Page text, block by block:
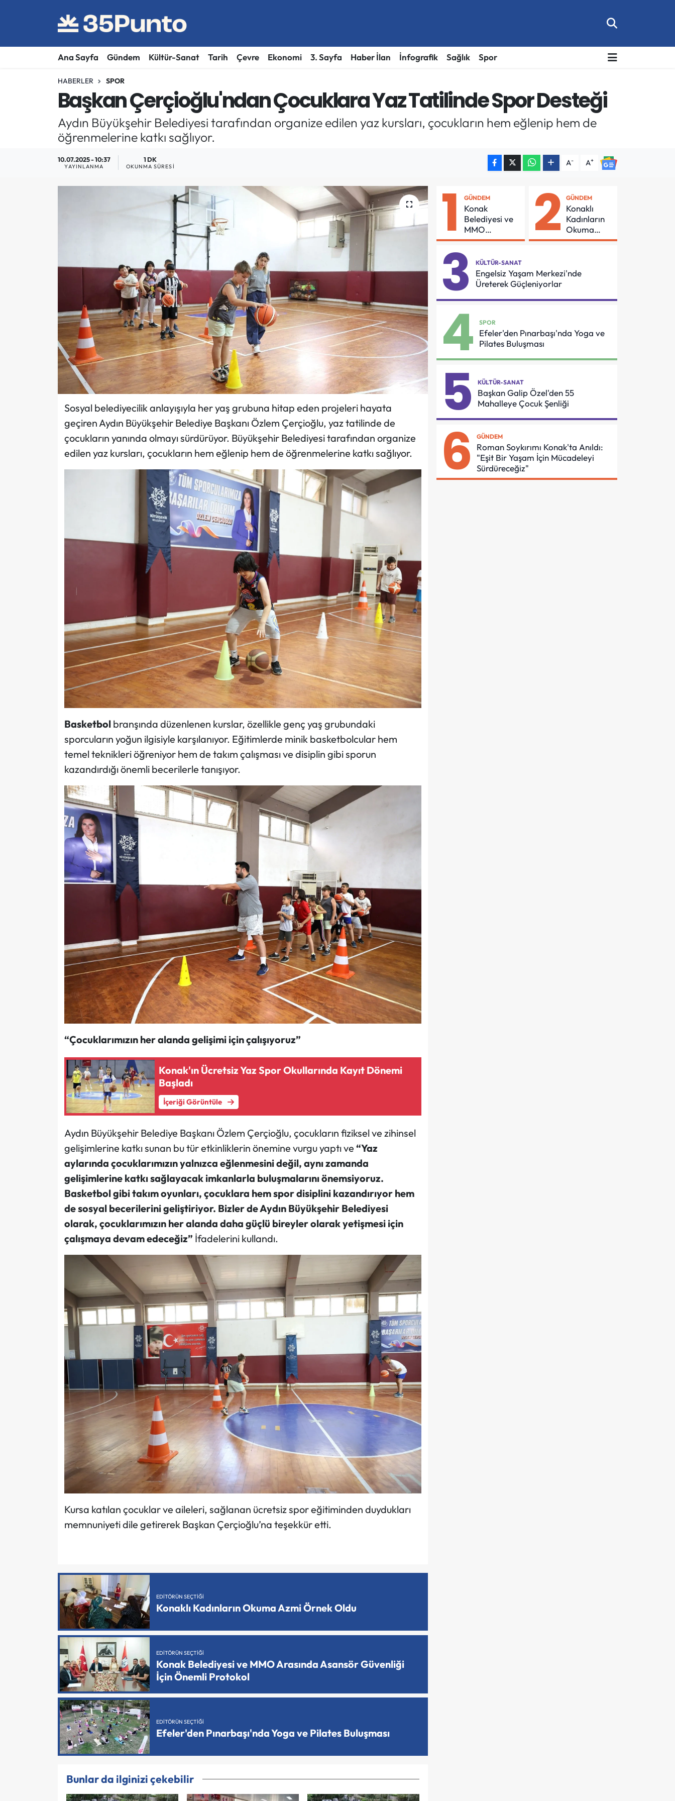
Ana Sayfa Gündem Kültür-Sanat Tarih Çevre Ekonomi 3. Sayfa Haber İlan İnfografik Sağlık Spor
HABERLER SPOR
Başkan Çerçioğlu'ndan Çocuklara Yaz Tatilinde Spor Desteği
Aydın Büyükşehir Belediyesi tarafından organize edilen yaz kursları, çocukların hem eğlenip hem de
öğrenmelerine katkı sağlıyor.
10.07.2025 - 10:37
YAYINLANMA
1 DK
OKUNMA SÜRESI A- A+
Sosyal belediyecilik anlayışıyla her yaş grubuna hitap eden projeleri hayata
geçiren Aydın Büyükşehir Belediye Başkanı Özlem Çerçioğlu, yaz tatilinde de
çocukların yanında olmayı sürdürüyor. Büyükşehir Belediyesi tarafından organize
edilen yaz kursları, çocukların hem eğlenip hem de öğrenmelerine katkı sağlıyor.
Basketbolbranşında düzenlenen kurslar, özellikle genç yaş grubundaki
sporcuların yoğun ilgisiyle karşılanıyor. Eğitimlerde minik basketbolcular hem
temel teknikleri öğreniyor hem de takım çalışması ve disiplin gibi sporun
kazandırdığı önemli becerilerle tanışıyor.
“Çocuklarımızın her alanda gelişimi için çalışıyoruz”
Konak'ın Ücretsiz Yaz Spor Okullarında Kayıt Dönemi
Başladı
İçeriği Görüntüle
Aydın Büyükşehir Belediye Başkanı Özlem Çerçioğlu, çocukların fiziksel ve zihinsel
gelişimlerine katkı sunan bu tür etkinliklerin önemine vurgu yaptı ve “Yaz
aylarında çocuklarımızın yalnızca eğlenmesini değil, aynı zamanda
gelişimlerine katkı sağlayacak imkanlarla buluşmalarını önemsiyoruz.
Basketbol gibi takım oyunları, çocuklara hem spor disiplini kazandırıyor hem
de sosyal becerilerini geliştiriyor. Bizler de Aydın Büyükşehir Belediyesi
olarak, çocuklarımızın her alanda daha güçlü bireyler olarak yetişmesi için
çalışmaya devam edeceğiz” İfadelerini kullandı.
Kursa katılan çocuklar ve aileleri, sağlanan ücretsiz spor eğitiminden duydukları
memnuniyeti dile getirerek Başkan Çerçioğlu’na teşekkür etti.
EDITÖRÜN SEÇTIĞI
Konaklı Kadınların Okuma Azmi Örnek Oldu
EDITÖRÜN SEÇTIĞI
Konak Belediyesi ve MMO Arasında Asansör Güvenliği
İçin Önemli Protokol
EDITÖRÜN SEÇTIĞI
Efeler'den Pınarbaşı'nda Yoga ve Pilates Buluşması
Bunlar da ilginizi çekebilir
1 GÜNDEM
Konak
Belediyesi ve
MMO
Arasında
Güvenliği İçin
Önemli
Protokol
2 GÜNDEM
Konaklı
Kadınların
Okuma
Azmi Örnek
3 KÜLTÜR-SANAT
Engelsiz Yaşam Merkezi'nde
Üreterek Güçleniyorlar
4 SPOR
Efeler'den Pınarbaşı'nda Yoga ve
Pilates Buluşması
5 KÜLTÜR-SANAT
Başkan Galip Özel'den 55
Mahalleye Çocuk Şenliği
6 GÜNDEM
Roman Soykırımı Konak'ta Anıldı:
"Eşit Bir Yaşam İçin Mücadeleyi
Sürdüreceğiz"